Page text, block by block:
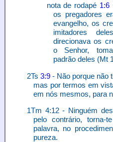
nota de rodapé 1:6
os pregadores
evangelho, os
imitadores
direcionava os
o Senhor,
padrão deles (Mt
2Ts 3:9- Não porque não
mas por termos em
em nós mesmos, para
1Tm 4:12 - Ninguém
pelo contrário, torna-
palavra, no
pureza.